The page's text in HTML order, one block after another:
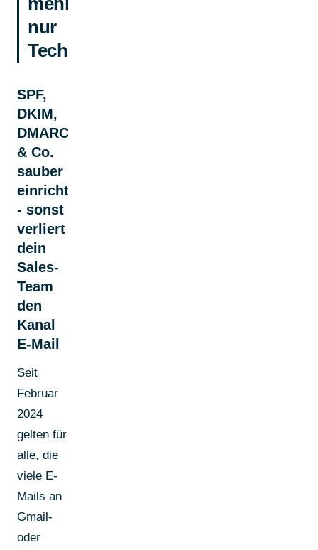
nur
Technikthema
SPF,
DKIM,
DMARC
& Co.
sauber
einrichten
- sonst
verliert
dein
Sales-
Team
den
Kanal
E-Mail
Seit
Februar
2024
gelten für
alle, die
viele E-
Mails an
Gmail-
oder